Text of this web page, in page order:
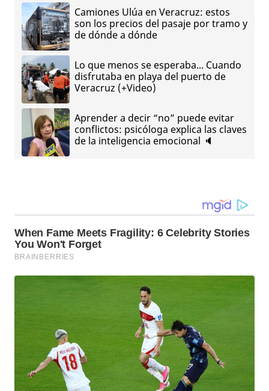
Camiones Ulúa en Veracruz: estos
son los precios del pasaje por tramo y
de dónde a dónde
Lo que menos se esperaba... Cuando
disfrutaba en playa del puerto de
Veracruz (+Video)
Aprender a decir “no” puede evitar
conflictos: psicóloga explica las claves
de la inteligencia emocional 🔈